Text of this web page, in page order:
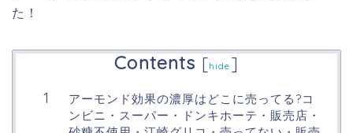
た！
Contents [hide ]
アーモンド効果の濃厚はどこに売ってる?コ
ンビニ・スーパー・ドンキホーテ・販売店・